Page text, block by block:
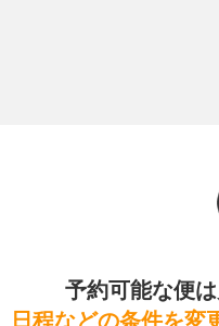
予約可能な便
日程などの条件を変